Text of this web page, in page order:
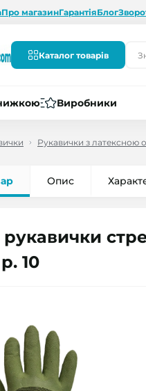
Про магазинГарантіяБлог
Каталог товарів
Виробники
Рукавички з латексною
Опис
рукавички
10